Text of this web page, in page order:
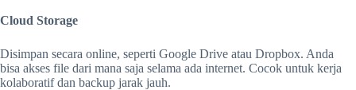
Cloud Storage
Disimpan secara online, seperti Google Drive atau Dropbox. Anda
bisa akses file dari mana saja selama ada internet. Cocok untuk kerja
kolaboratif dan backup jarak jauh.